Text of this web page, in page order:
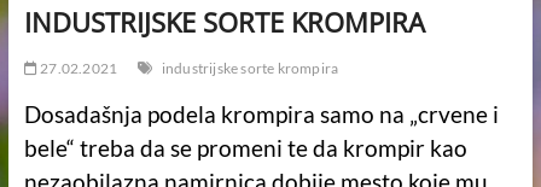
INDUSTRIJSKE SORTE KROMPIRA
27.02.2021 industrijske sorte krompira
Dosadašnja podela krompira samo na „crvene i
bele“ treba da se promeni te da krompir kao
nezaobilazna namirnica dobije mesto koje mu